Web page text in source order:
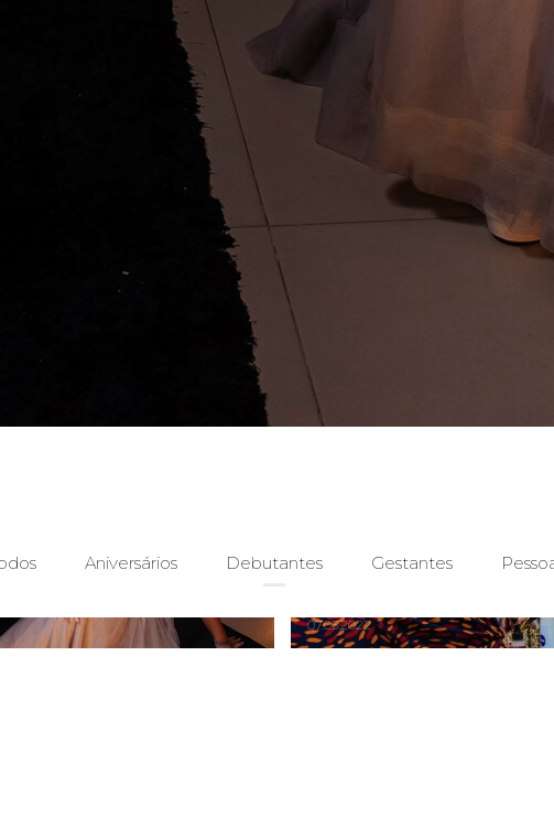
Aniversários Debutantes Gestantes
ANIVERSARIO 15+1
07.05.2022